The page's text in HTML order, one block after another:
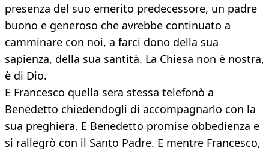
presenza del suo emerito predecessore, un padre
buono e generoso che avrebbe continuato a
camminare con noi, a farci dono della sua
sapienza, della sua santità. La Chiesa non è nostra,
è di Dio.
E Francesco quella sera stessa telefonò a
Benedetto chiedendogli di accompagnarlo con la
sua preghiera. E Benedetto promise obbedienza e
si rallegrò con il Santo Padre. E mentre Francesco,